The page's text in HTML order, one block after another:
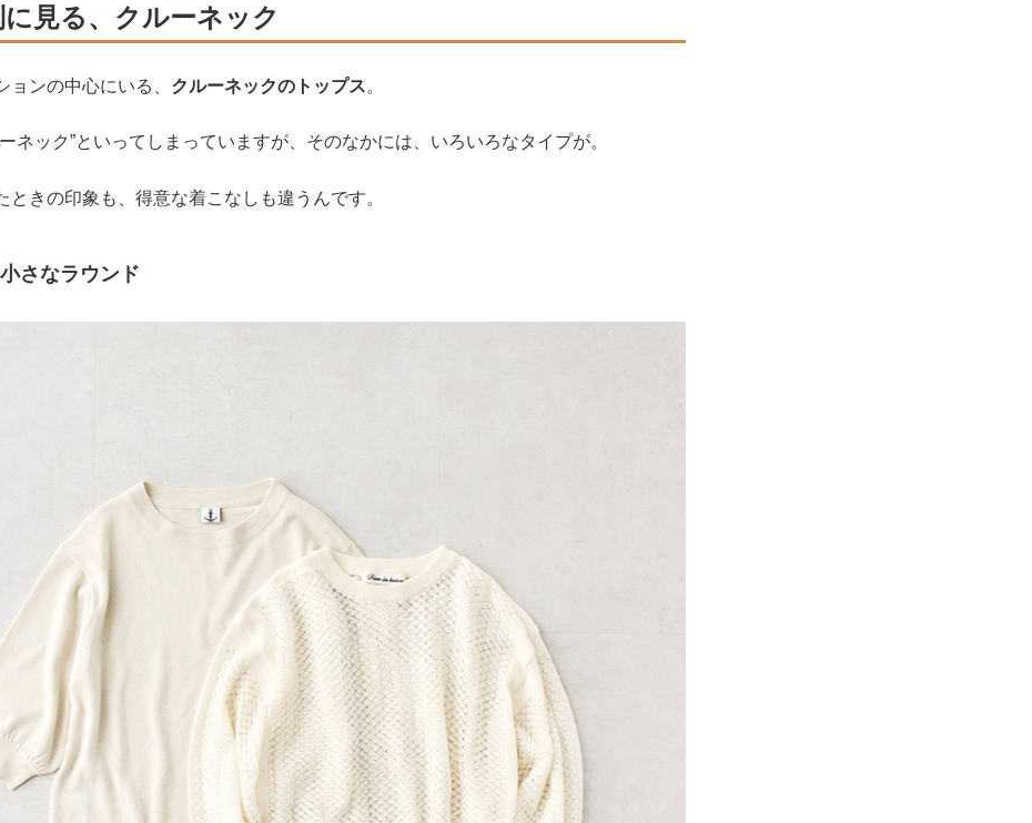
見る、クルーネック
ョンの中心にいる、 クルーネックのトップス。
ネック”といってしまっていますが、そのなかには、いろいろなタイプが。
ときの印象も、得意な着こなしも違うんです。
さなラウンド